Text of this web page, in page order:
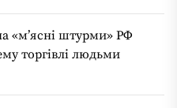
«мʼясні штурми» РФ
торгівлі людьми